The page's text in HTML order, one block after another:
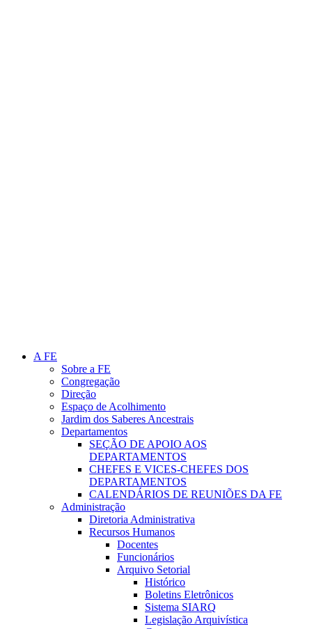
A FE
Sobre a FE
Congregação
Direção
Espaço de Acolhimento
Jardim dos Saberes Ancestrais
Departamentos
SEÇÃO DE APOIO AOS
DEPARTAMENTOS
CHEFES E VICES-CHEFES DOS
DEPARTAMENTOS
CALENDÁRIOS DE REUNIÕES DA FE
Administração
Diretoria Administrativa
Recursos Humanos
Docentes
Funcionários
Arquivo Setorial
Histórico
Boletins Eletrônicos
Sistema SIARQ
Legislação Arquivística